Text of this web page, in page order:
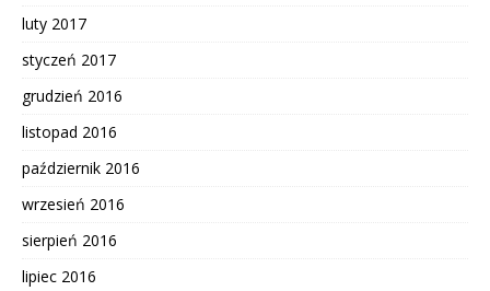
luty 2017
styczeń 2017
grudzień 2016
listopad 2016
październik 2016
wrzesień 2016
sierpień 2016
lipiec 2016